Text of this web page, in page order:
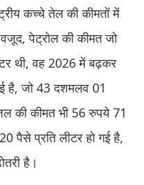
कच्चे तेल की कीमतों में
पेट्रोल की कीमत जो
थी, वह 2026 में बढ़कर
है, जो 43 दशमलव 01
की कीमत भी 56 रुपये 71
पैसे प्रति लीटर हो गई है,
है।